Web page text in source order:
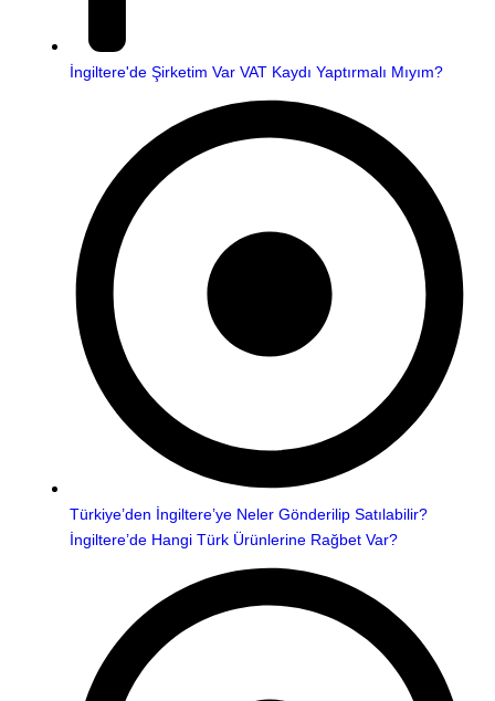
İngiltere'de Şirketim Var VAT Kaydı Yaptırmalı Mıyım?
Türkiye’den İngiltere’ye Neler Gönderilip Satılabilir?
İngiltere’de Hangi Türk Ürünlerine Rağbet Var?